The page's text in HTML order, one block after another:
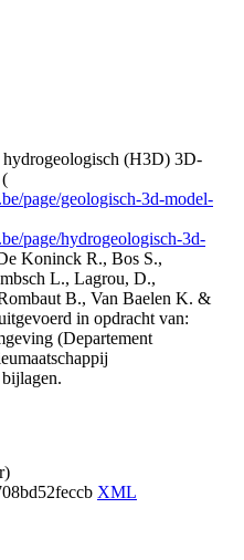
(H3D) 3D-
page/geologisch-3d-model-
page/hydrogeologisch-3d-
Koninck R., Bos S.,
L., Lagrou, D.,
B., Van Baelen K. &
in opdracht van:
(Departement
XML